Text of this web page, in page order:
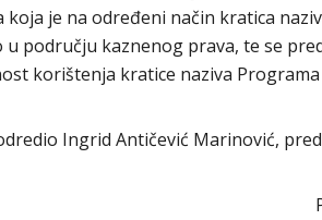
je na određeni način kratica
području kaznenog prava, te se
korištenja kratice naziva
Ingrid Antičević Marinović,